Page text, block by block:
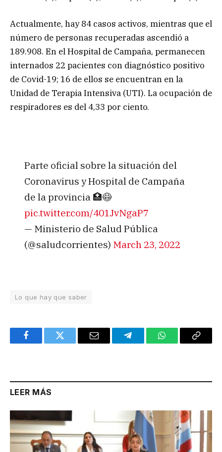
Actualmente, hay 84 casos activos, mientras que el
número de personas recuperadas ascendió a
189.908. En el Hospital de Campaña, permanecen
internados 22 pacientes con diagnóstico positivo
de Covid-19; 16 de ellos se encuentran en la
Unidad de Terapia Intensiva (UTI). La ocupación de
respiradores es del 4,33 por ciento.
Parte oficial sobre la situación del
Coronavirus y Hospital de Campaña
de la provincia 🏥😷
pic.twitter.com/401JvNgaP7
— Ministerio de Salud Pública
(@saludcorrientes) March 23, 2022
Lo que hay que saber
FacebookTwitter Email TelegramWhatsAppCopy
LEER MÁS